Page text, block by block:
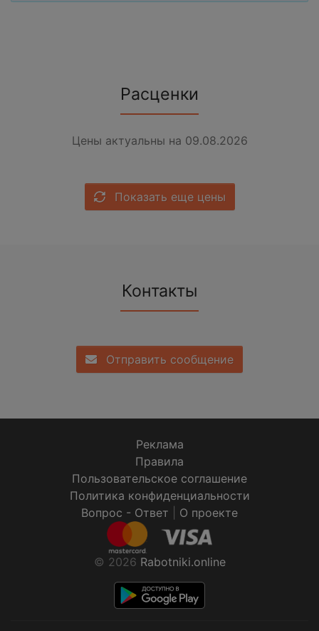
Расценки
Цены актуальны на 09.08.2026
Показать еще цены
Контакты
Отправить сообщение
Реклама
Правила
Пользовательское соглашение
Политика конфиденциальности
Вопрос - Ответ
О проекте
© 2026 Rabotniki.online